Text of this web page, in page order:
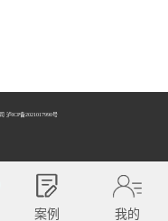
泸ICP备2021017990号
案例 我的